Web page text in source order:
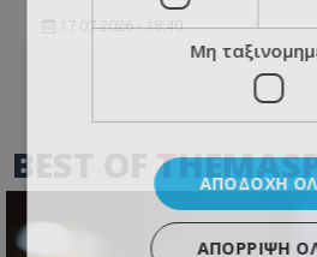
17.07.2026 - 18:40
BEST OF
Μη
ΑΠΟΔΟΧΉ
ΑΠΌΡΡΙΨΗ